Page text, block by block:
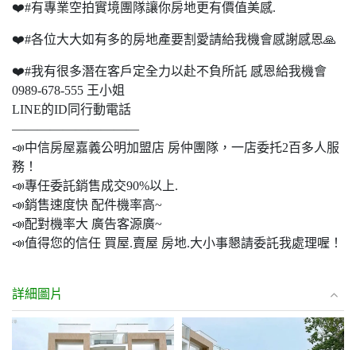
❤️#有專業空拍實境團隊讓你房地更有價值美感.
❤️#各位大大如有多的房地產要割愛請給我機會感謝感恩🙏
❤️#我有很多潛在客戶定全力以赴不負所託 感恩給我機會
0989-678-555 王小姐
LINE的ID同行動電話
——————————
📣中信房屋嘉義公明加盟店 房仲團隊，一店委托2百多人服
務！
📣專任委託銷售成交90%以上.
📣銷售速度快 配件機率高~
📣配對機率大 廣告客源廣~
📣值得您的信任 買屋.賣屋 房地.大小事懇請委託我處理喔！
詳細圖片